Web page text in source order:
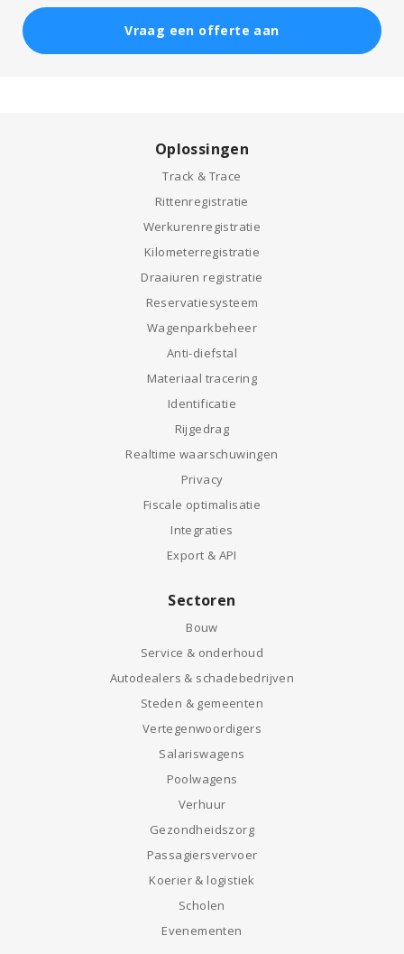
Vraag een offerte aan
Oplossingen
Track & Trace
Rittenregistratie
Werkurenregistratie
Kilometerregistratie
Draaiuren registratie
Reservatiesysteem
Wagenparkbeheer
Anti-diefstal
Materiaal tracering
Identificatie
Rijgedrag
Realtime waarschuwingen
Privacy
Fiscale optimalisatie
Integraties
Export & API
Sectoren
Bouw
Service & onderhoud
Autodealers & schadebedrijven
Steden & gemeenten
Vertegenwoordigers
Salariswagens
Poolwagens
Verhuur
Gezondheidszorg
Passagiersvervoer
Koerier & logistiek
Scholen
Evenementen